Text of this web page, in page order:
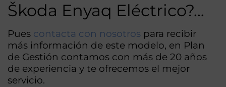
Škoda Enyaq Eléctrico?…
Pues contacta con nosotros para recibir
más información de este modelo, en Plan
de Gestión contamos con más de 20 años
de experiencia y te ofrecemos el mejor
servicio.